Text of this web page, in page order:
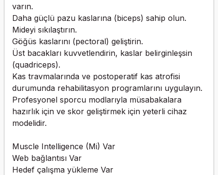
varın.
Daha güçlü pazu kaslarına (biceps) sahip olun.
Mideyi sıkılaştırın.
Göğüs kaslarını (pectoral) geliştirin.
Üst bacakları kuvvetlendirin, kaslar belirginleşsin
(quadriceps).
Kas travmalarında ve postoperatif kas atrofisi
durumunda rehabilitasyon programlarını uygulayın.
Profesyonel sporcu modlarıyla müsabakalara
hazırlık için ve skor geliştirmek için yeterli cihaz
modelidir.
Muscle Intelligence (Mi) Var
Web bağlantısı Var
Hedef çalışma yükleme Var